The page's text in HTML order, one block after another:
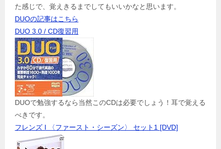
た感じで、覚えきるまでしてもいいかなと思います。
DUOの記事はこちら
DUO 3.0 / CD復習用
DUOで勉強するなら当然このCDは必要でしょう！耳で覚える
べきです。
フレンズ I 〈ファースト・シーズン〉 セット1 [DVD]